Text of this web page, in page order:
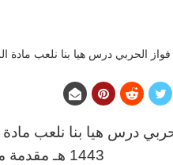
الحربي درس هيا بنا نلعب مادة
درس هيا بنا نلعب
1443 هـ
مقدمة